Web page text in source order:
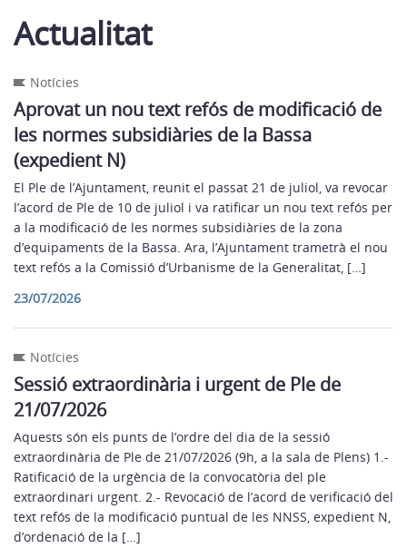
Actualitat
Notícies
Aprovat un nou text refós de modificació de
les normes subsidiàries de la Bassa
(expedient N)
El Ple de l’Ajuntament, reunit el passat 21 de juliol, va revocar
l’acord de Ple de 10 de juliol i va ratificar un nou text refós per
a la modificació de les normes subsidiàries de la zona
d’equipaments de la Bassa. Ara, l’Ajuntament trametrà el nou
text refós a la Comissió d’Urbanisme de la Generalitat, […]
23/07/2026
Notícies
Sessió extraordinària i urgent de Ple de
21/07/2026
Aquests són els punts de l’ordre del dia de la sessió
extraordinària de Ple de 21/07/2026 (9h, a la sala de Plens) 1.-
Ratificació de la urgència de la convocatòria del ple
extraordinari urgent. 2.- Revocació de l’acord de verificació del
text refós de la modificació puntual de les NNSS, expedient N,
d’ordenació de la […]